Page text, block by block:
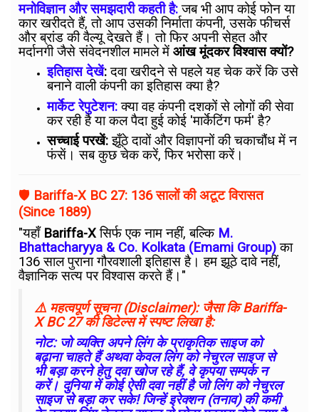
मनोविज्ञान और समझदारी कहती है:जब भी आप कोई फोन या
कार खरीदते हैं, तो आप उसकी निर्माता कंपनी, उसके फीचर्स
और ब्रांड की वैल्यू देखते हैं। तो फिर अपनी सेहत और
मर्दानगी जैसे संवेदनशील मामले में आंख मूंदकर विश्वास क्यों?
इतिहास देखें:दवा खरीदने से पहले यह चेक करें कि उसे
बनाने वाली कंपनी का इतिहास क्या है?
मार्केट रेपुटेशन: क्या वह कंपनी दशकों से लोगों की सेवा
कर रही है या कल पैदा हुई कोई 'मार्केटिंग फर्म' है?
सच्चाई परखें:झूँठे दावों और विज्ञापनों की चकाचौंध में न
फंसें। सब कुछ चेक करें, फिर भरोसा करें।
🛡️ Bariffa-X BC 27: 136 सालों की अटूट विरासत
(Since 1889)
"यहाँ Bariffa-Xसिर्फ एक नाम नहीं, बल्कि M.
Bhattacharyya & Co. Kolkata (Emami Group)का
136 साल पुराना गौरवशाली इतिहास है। हम झूठे दावे नहीं,
वैज्ञानिक सत्य पर विश्वास करते हैं।"
⚠️ महत्वपूर्ण सूचना (Disclaimer): जैसा कि Bariffa-
X BC 27 की डिटेल्स में स्पष्ट लिखा है:
नोट: जो व्यक्ति अपने लिंग के प्राकृतिक साइज को
बढ़ाना चाहते हैं अथवा केवल लिंग को नेचुरल साइज से
भी बड़ा करने हेतु दवा खोज रहे हैं, वे कृपया सम्पर्क न
करें। दुनिया में कोई ऐसी दवा नहीं है जो लिंग को नेचुरल
साइज से बड़ा कर सके! जिन्हें इरेक्शन (तनाव) की कमी